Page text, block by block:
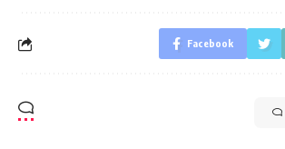
Facebook